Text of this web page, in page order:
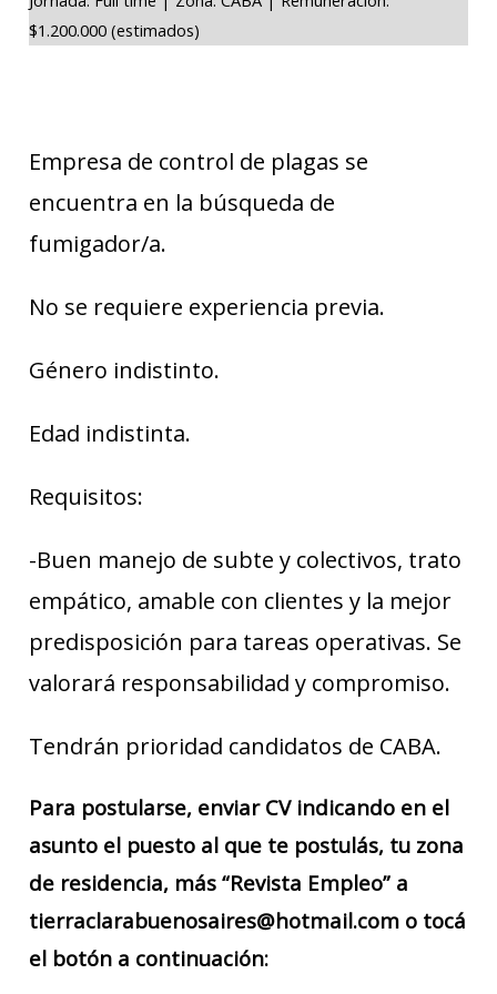
$1.200.000 (estimados)
Empresa de control de plagas se
encuentra en la búsqueda de
fumigador/a.
No se requiere experiencia previa.
Género indistinto.
Edad indistinta.
Requisitos:
-Buen manejo de subte y colectivos, trato
empático, amable con clientes y la mejor
predisposición para tareas operativas. Se
valorará responsabilidad y compromiso.
Tendrán prioridad candidatos de CABA.
Para postularse, enviar CV indicando en el
asunto el puesto al que te postulás, tu zona
de residencia, más “Revista Empleo” a
tierraclarabuenosaires@hotmail.com o tocá
el botón a continuación: